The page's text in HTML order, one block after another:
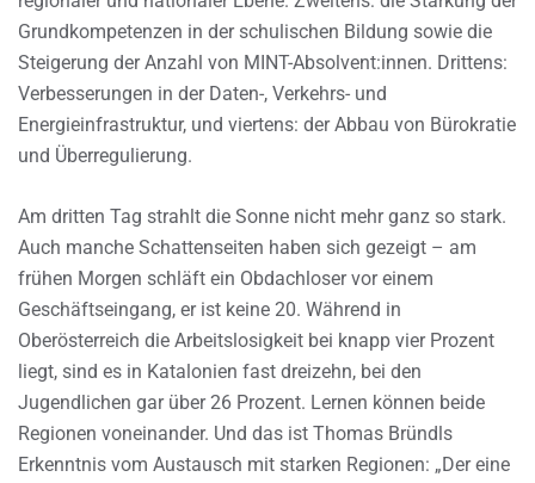
Grundkompetenzen in der schulischen Bildung sowie die
Steigerung der Anzahl von MINT-Absolvent:innen. Drittens:
Verbesserungen in der Daten-, Verkehrs- und
Energieinfrastruktur, und viertens: der Abbau von Bürokratie
und Überregulierung.
Am dritten Tag strahlt die Sonne nicht mehr ganz so stark.
Auch manche Schattenseiten haben sich gezeigt – am
frühen Morgen schläft ein Obdachloser vor einem
Geschäftseingang, er ist keine 20. Während in
Oberösterreich die Arbeitslosigkeit bei knapp vier Prozent
liegt, sind es in Katalonien fast dreizehn, bei den
Jugendlichen gar über 26 Prozent. Lernen können beide
Regionen voneinander. Und das ist Thomas Bründls
Erkenntnis vom Austausch mit starken Regionen: „Der eine